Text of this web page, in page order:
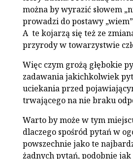
można by wyrazić słowem
prowadzi do postawy
A te kojarzą się też ze
przyrody w towarzystwie
Więc czym grożą głębokie
zadawania jakichkolwiek
uciekania przed
trwającego na nie braku
Warto by może w tym
dlaczego spośród pytań w
powszechnie jako te
żadnych pytań, podobnie